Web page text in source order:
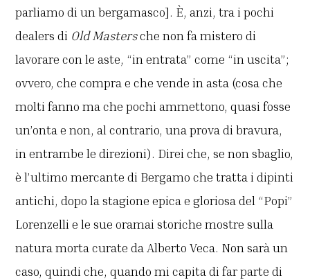
parliamo di un bergamasco]. È, anzi, tra i pochi
dealers di Old Mastersche non fa mistero di
lavorare con le aste, “in entrata” come “in uscita”;
ovvero, che compra e che vende in asta (cosa che
molti fanno ma che pochi ammettono, quasi fosse
un’onta e non, al contrario, una prova di bravura,
in entrambe le direzioni). Direi che, se non sbaglio,
è l’ultimo mercante di Bergamo che tratta i dipinti
antichi, dopo la stagione epica e gloriosa del “Popi”
Lorenzelli e le sue oramai storiche mostre sulla
natura morta curate da Alberto Veca. Non sarà un
caso, quindi che, quando mi capita di far parte di